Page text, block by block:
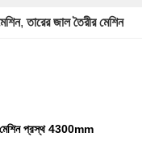
, তারের জাল তৈরীর মেশিন
মেশিন প্রস্থ 4300mm